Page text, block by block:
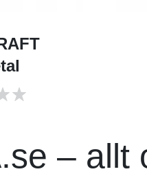
– allt